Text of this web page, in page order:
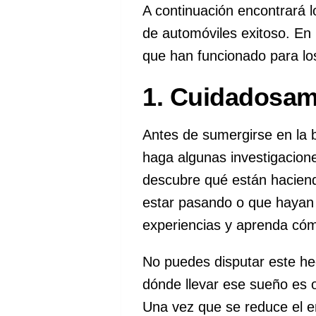
A continuación encontrará
de automóviles exitoso.
que han funcionado para
1.
Antes de sumergirse en la
haga algunas
descubre qué están
estar pasando o que
experiencias y aprenda
No puedes disputar este
dónde llevar ese sueño es
Una vez que se reduce el